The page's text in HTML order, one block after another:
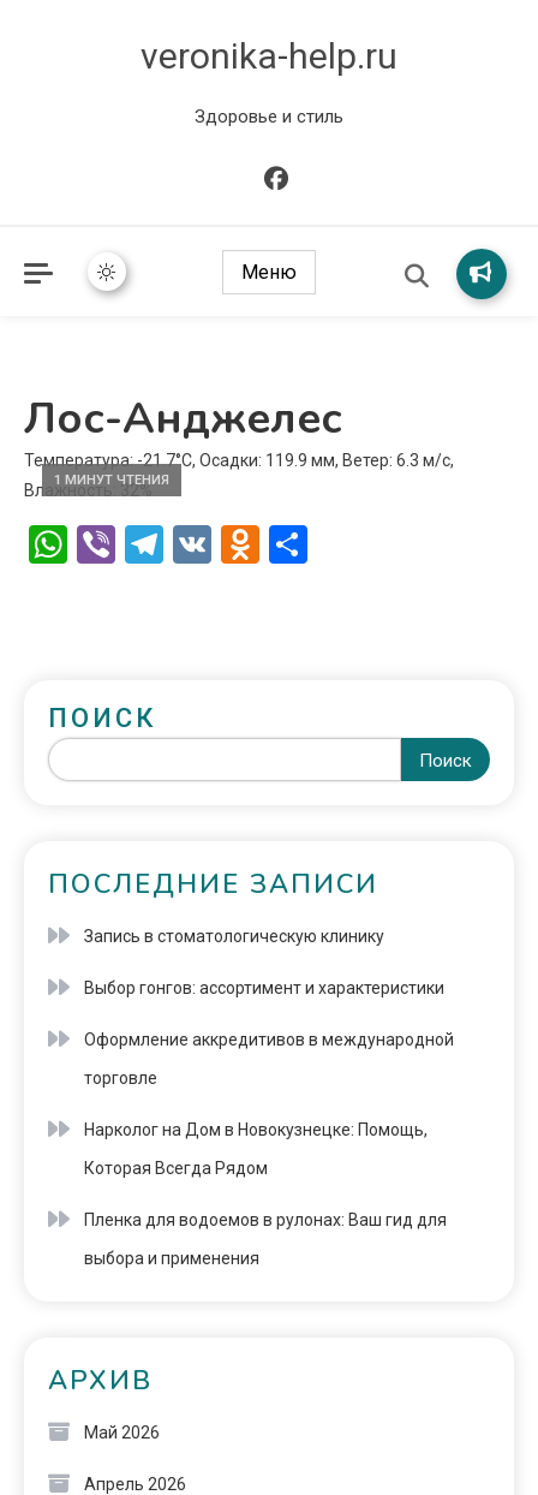
veronika-help.ru
Здоровье и стиль
Меню
Лос-Анджелес
1 МИНУТ ЧТЕНИЯ
Температура: -21.7°C, Осадки: 119.9 мм, Ветер: 6.3 м/с,
Влажность: 32%
WhatsApp
ViberTelegram
VK Odnoklassniki
ПОИСК
Поиск
ПОСЛЕДНИЕ ЗАПИСИ
Запись в стоматологическую клинику
Выбор гонгов: ассортимент и характеристики
Оформление аккредитивов в международной
торговле
Нарколог на Дом в Новокузнецке: Помощь,
Которая Всегда Рядом
Пленка для водоемов в рулонах: Ваш гид для
выбора и применения
АРХИВ
Май 2026
Апрель 2026